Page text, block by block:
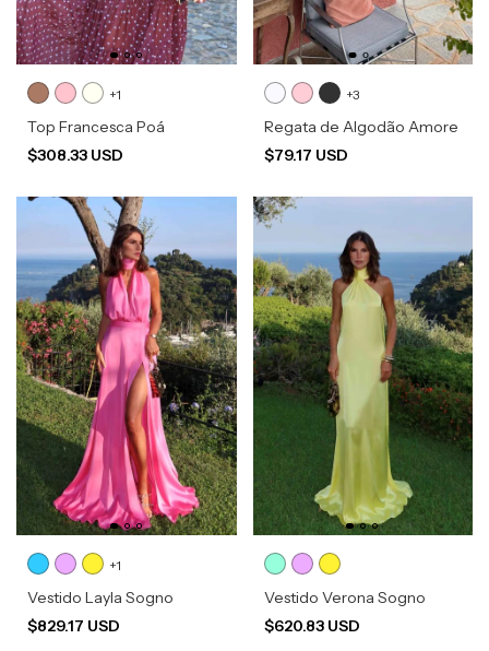
+1
Top Francesca Poá
$308.33 USD
+3
Regata de Algodão Amore
$79.17 USD
+1
Vestido Layla Sogno
$829.17 USD
Vestido Verona Sogno
$620.83 USD